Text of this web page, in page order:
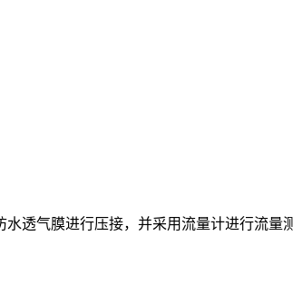
透气膜进行压接，并采用流量计进行流